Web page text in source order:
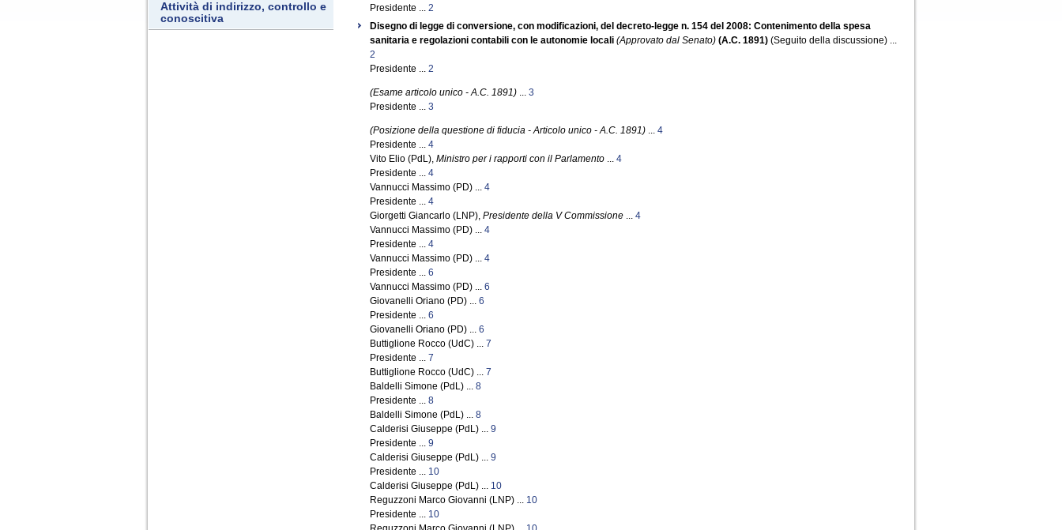
Attività di indirizzo, controllo e
conoscitiva
Presidente ... 2
Disegno di legge di conversione, con modificazioni, del decreto-legge n. 154 del 2008: Contenimento della spesa
sanitaria e regolazioni contabili con le autonomie locali (Approvato dal Senato) (A.C. 1891) (Seguito della discussione) ...
2
Presidente ... 2
(Esame articolo unico - A.C. 1891) ... 3
Presidente ... 3
(Posizione della questione di fiducia - Articolo unico - A.C. 1891) ... 4
Presidente ... 4
Vito Elio (PdL), Ministro per i rapporti con il Parlamento ... 4
Presidente ... 4
Vannucci Massimo (PD) ... 4
Presidente ... 4
Giorgetti Giancarlo (LNP), Presidente della V Commissione ... 4
Vannucci Massimo (PD) ... 4
Presidente ... 4
Vannucci Massimo (PD) ... 4
Presidente ... 6
Vannucci Massimo (PD) ... 6
Giovanelli Oriano (PD) ... 6
Presidente ... 6
Giovanelli Oriano (PD) ... 6
Buttiglione Rocco (UdC) ... 7
Presidente ... 7
Buttiglione Rocco (UdC) ... 7
Baldelli Simone (PdL) ... 8
Presidente ... 8
Baldelli Simone (PdL) ... 8
Calderisi Giuseppe (PdL) ... 9
Presidente ... 9
Calderisi Giuseppe (PdL) ... 9
Presidente ... 10
Calderisi Giuseppe (PdL) ... 10
Reguzzoni Marco Giovanni (LNP) ... 10
Presidente ... 10